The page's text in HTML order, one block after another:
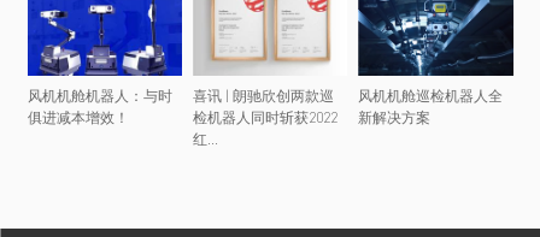
风机机舱机器人：与时
俱进减本增效！
喜讯 | 朗驰欣创两款巡
检机器人同时斩获2022
红...
风机机舱巡检机器人全
新解决方案